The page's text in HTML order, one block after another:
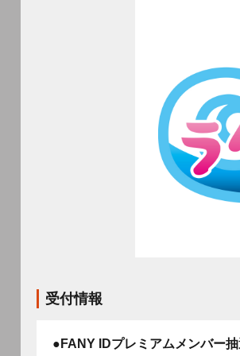
受付情報
●FANY IDプレミアムメンバー